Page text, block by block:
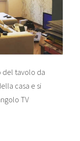
del tavolo da
casa e si
TV